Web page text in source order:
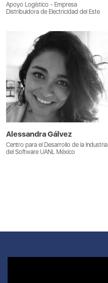
Apoyo Logístico - Empresa
Distribuidora de Electricidad del Este
Alessandra Gálvez
Centro para el Desarrollo de la Industria
del Software UANL México